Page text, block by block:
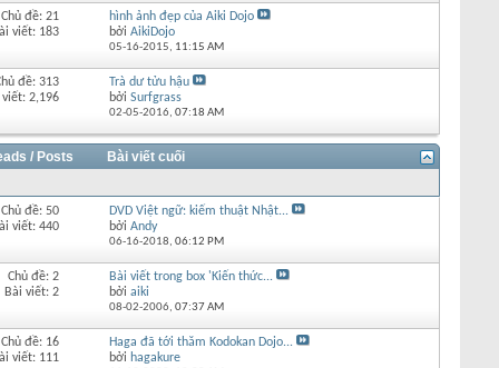
Chủ đề: 21
viết: 183
hình ảnh đẹp của Aiki Dojo
bởi AikiDojo
05-16-2015, 11:15 AM
đề: 313
viết: 2,196
Trà dư tửu hậu
bởi Surfgrass
02-05-2016, 07:18 AM
/ Posts
Bài viết cuối
Chủ đề: 50
viết: 440
DVD Việt ngữ: kiếm thuật Nhật...
bởi Andy
06-16-2018, 06:12 PM
Chủ đề: 2
Bài viết: 2
Bài viết trong box 'Kiến thức...
bởi aiki
08-02-2006, 07:37 AM
Chủ đề: 16
viết: 111
Haga đã tới thăm Kodokan Dojo...
bởi hagakure